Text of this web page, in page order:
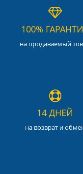
100%
на продаваемый
14 ДНЕЙ
на возврат и